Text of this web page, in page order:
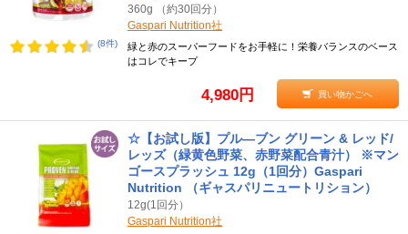
(8件)
360g （約30回分）
Gaspari Nutrition社
緑と赤のスーパーフードをお手軽に！栄養バランスのベース
はコレでキープ
4,980円 買い物かごへ
☆【お試し版】プル―ブン グリーン & レッド/
レッズ（緑黄色野菜、赤野菜配合青汁） ※マン
ゴースプラッシュ 12g（1回分）Gaspari
Nutrition （ギャスパリニュートリション）
12g(1回分）
Gaspari Nutrition社